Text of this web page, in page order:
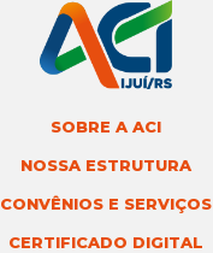
SOBRE A ACI
NOSSA ESTRUTURA
CONVÊNIOS E SERVIÇOS
CERTIFICADO DIGITAL